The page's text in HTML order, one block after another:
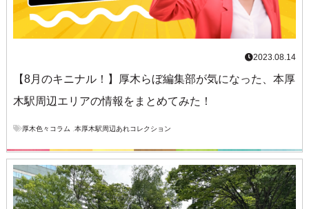
2023.08.14
【8月のキニナル！】厚木らぼ編集部が気になった、本厚
木駅周辺エリアの情報をまとめてみた！
厚木色々コラム ,本厚木駅周辺あれコレクション